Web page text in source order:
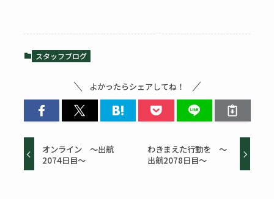
スタッフブログ
よかったらシェアしてね！
オンライン ～出航
2074日目～
わきまえた行動を ～
出航2078日目～